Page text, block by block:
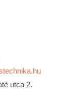
utca 2.